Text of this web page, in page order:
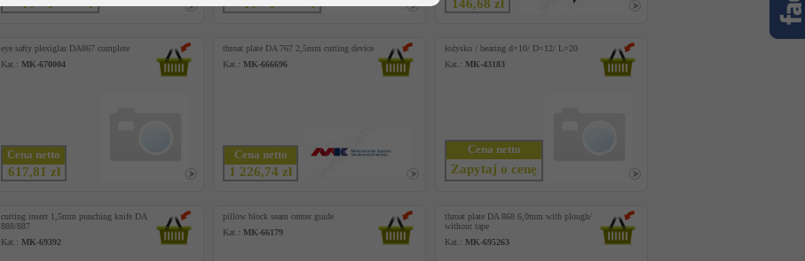
146,68 zł
eye safty plexiglas DA867 complete
Kat.: MK-670004
Cena netto
617,81 zł
throat plate DA 767 2,5mm cutting device
Kat.: MK-666696
Cena netto
1 226,74 zł
łożysko / bearing d=10/ D=12/ L=20
Kat.: MK-43183
Cena netto
Zapytaj o cenę
cutting insert 1,5mm punching knife DA
888/887
Kat.: MK-69392
pillow block seam center guide
Kat.: MK-66179
throat plate DA 868 6,0mm with plough/
without tape
Kat.: MK-695263